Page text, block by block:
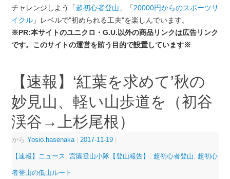
チャレンジしよう「超初心者登山 」「20000円からのスポーツサ
イクル」レベルで"初められる工夫"を楽しんでいます。
※PR:本サイトのユニクロ・G.U.以外の商品リンクは広告リンク
です。このサイトの運営を賄う目的で設置しています※
【速報】‘紅葉を求めて’秋の
妙見山、軽い山歩道を（初谷
渓谷→上杉尾根）
から Yosio.hasenaka 2017-11-19
【速報】ニュース 宮園登山小隊【登山報告】 超初心者登山 超初心
者登山の低山ルート